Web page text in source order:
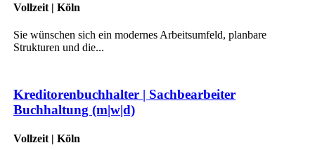
Vollzeit | Köln
Sie wünschen sich ein modernes Arbeitsumfeld, planbare
Strukturen und die...
Kreditorenbuchhalter | Sachbearbeiter
Buchhaltung (m|w|d)
Vollzeit | Köln